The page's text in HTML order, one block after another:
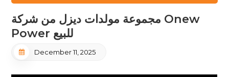
مجموعة مولدات ديزل من شركة Onew
Power للبيع
December 11, 2025